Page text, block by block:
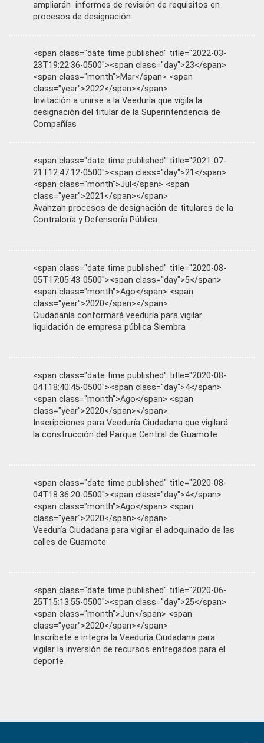
ampliarán informes de revisión de requisitos en
procesos de designación
<span class="date time published" title="2022-03-
23T19:22:36-0500"><span class="day">23</span>
<span class="month">Mar</span> <span
class="year">2022</span></span>
Invitación a unirse a la Veeduría que vigila la
designación del titular de la Superintendencia de
Compañías
<span class="date time published" title="2021-07-
21T12:47:12-0500"><span class="day">21</span>
<span class="month">Jul</span> <span
class="year">2021</span></span>
Avanzan procesos de designación de titulares de la
Contraloría y Defensoría Pública
<span class="date time published" title="2020-08-
05T17:05:43-0500"><span class="day">5</span>
<span class="month">Ago</span> <span
class="year">2020</span></span>
Ciudadanía conformará veeduría para vigilar
liquidación de empresa pública Siembra
<span class="date time published" title="2020-08-
04T18:40:45-0500"><span class="day">4</span>
<span class="month">Ago</span> <span
class="year">2020</span></span>
Inscripciones para Veeduría Ciudadana que vigilará
la construcción del Parque Central de Guamote
<span class="date time published" title="2020-08-
04T18:36:20-0500"><span class="day">4</span>
<span class="month">Ago</span> <span
class="year">2020</span></span>
Veeduría Ciudadana para vigilar el adoquinado de las
calles de Guamote
<span class="date time published" title="2020-06-
25T15:13:55-0500"><span class="day">25</span>
<span class="month">Jun</span> <span
class="year">2020</span></span>
Inscríbete e integra la Veeduría Ciudadana para
vigilar la inversión de recursos entregados para el
deporte